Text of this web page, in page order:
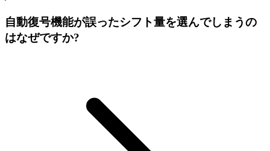
自動復号機能が誤ったシフト量を選んでしまうの
はなぜですか?